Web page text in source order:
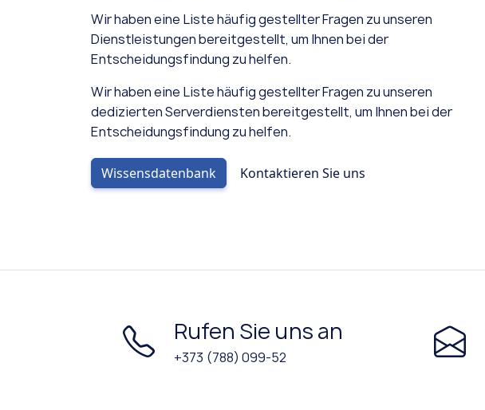
Wir haben eine Liste häufig gestellter Fragen zu unseren
Dienstleistungen bereitgestellt, um Ihnen bei der
Entscheidungsfindung zu helfen.
Wir haben eine Liste häufig gestellter Fragen zu unseren
dedizierten Serverdiensten bereitgestellt, um Ihnen bei der
Entscheidungsfindung zu helfen.
Wissensdatenbank Kontaktieren Sie uns
Rufen Sie uns an
+373 (788) 099-52